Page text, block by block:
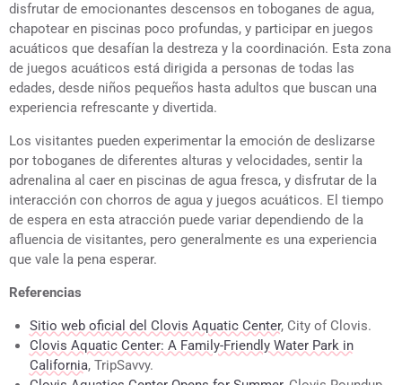
disfrutar de emocionantes descensos en toboganes de agua,
chapotear en piscinas poco profundas, y participar en juegos
acuáticos que desafían la destreza y la coordinación. Esta zona
de juegos acuáticos está dirigida a personas de todas las
edades, desde niños pequeños hasta adultos que buscan una
experiencia refrescante y divertida.
Los visitantes pueden experimentar la emoción de deslizarse
por toboganes de diferentes alturas y velocidades, sentir la
adrenalina al caer en piscinas de agua fresca, y disfrutar de la
interacción con chorros de agua y juegos acuáticos. El tiempo
de espera en esta atracción puede variar dependiendo de la
afluencia de visitantes, pero generalmente es una experiencia
que vale la pena esperar.
Referencias
Sitio web oficial del Clovis Aquatic Center, City of Clovis.
Clovis Aquatic Center: A Family-Friendly Water Park in
California, TripSavvy.